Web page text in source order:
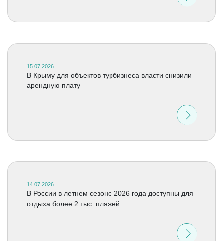
15.07.2026
В Крыму для объектов турбизнеса власти снизили
арендную плату
14.07.2026
В России в летнем сезоне 2026 года доступны для
отдыха более 2 тыс. пляжей